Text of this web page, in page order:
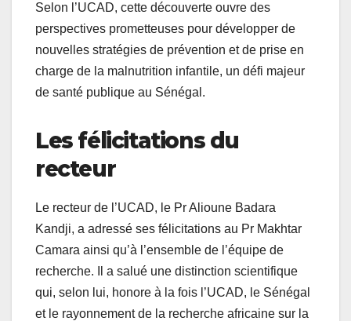
Selon l’UCAD, cette découverte ouvre des
perspectives prometteuses pour développer de
nouvelles stratégies de prévention et de prise en
charge de la malnutrition infantile, un défi majeur
de santé publique au Sénégal.
Les félicitations du
recteur
Le recteur de l’UCAD, le Pr Alioune Badara
Kandji, a adressé ses félicitations au Pr Makhtar
Camara ainsi qu’à l’ensemble de l’équipe de
recherche. Il a salué une distinction scientifique
qui, selon lui, honore à la fois l’UCAD, le Sénégal
et le rayonnement de la recherche africaine sur la